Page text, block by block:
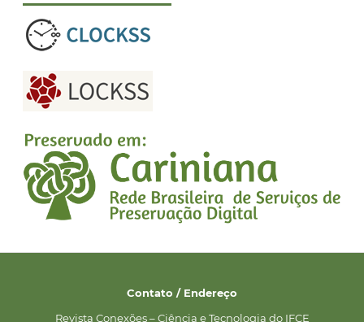
Contato / Endereço
Revista Conexões – Ciência e Tecnologia do IFCE